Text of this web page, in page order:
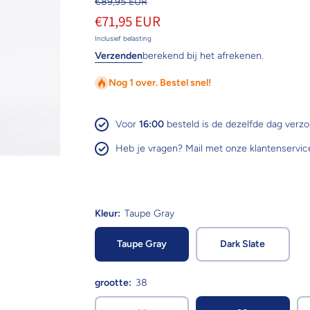
€71,95 EUR
Inclusief belasting
Verzendenberekend bij het afrekenen.
Nog 1 over. Bestel snel!
Voor 16:00besteld is de dezelfde dag
Heb je vragen? Mail met onze
Kleur: Taupe Gray
Taupe Gray Dark Slate
grootte: 38